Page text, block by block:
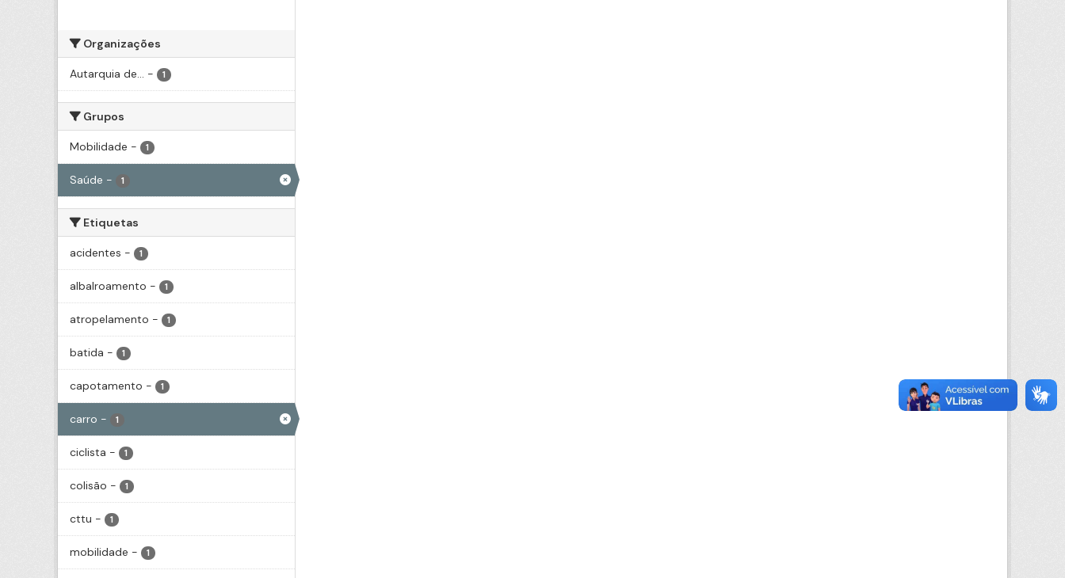
Organizações
Autarquia de... - 1
Grupos
Mobilidade - 1
Saúde - 1
Etiquetas
acidentes - 1
albalroamento - 1
atropelamento - 1
batida - 1
capotamento - 1
carro - 1
ciclista - 1
colisão - 1
cttu - 1
mobilidade - 1